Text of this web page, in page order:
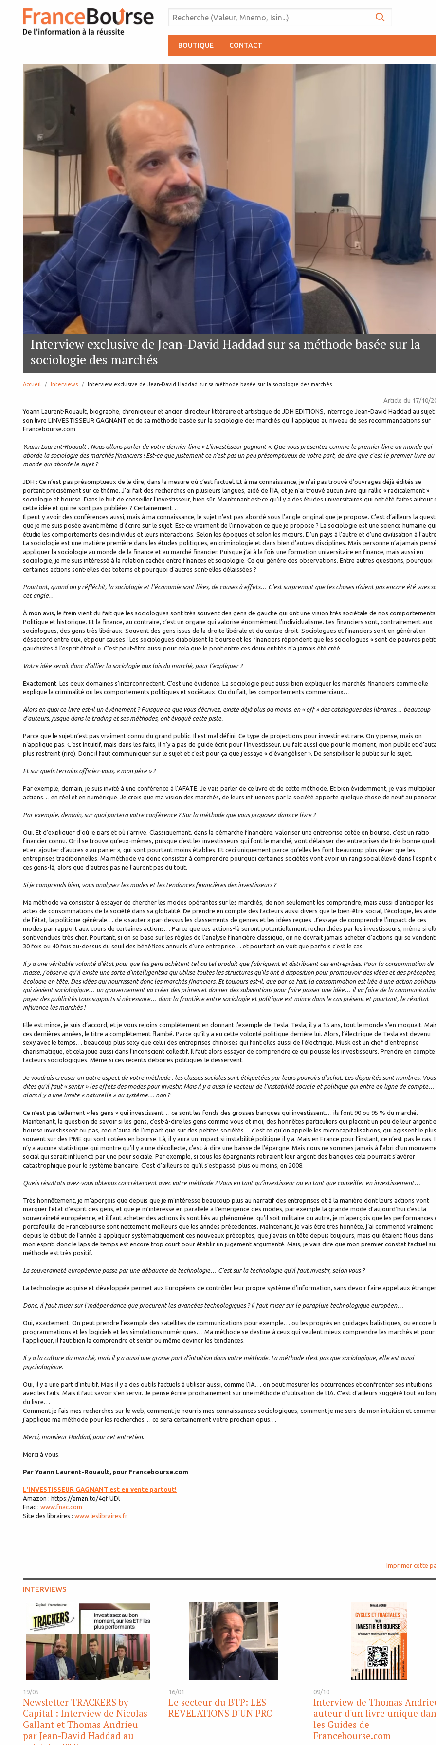
BOUTIQUE CONTACT
Interview exclusive de Jean-David Haddad sur sa méthode basée sur la
sociologie des marchés
Accueil Interviews page:
Interview exclusive de Jean-David Haddad sur sa méthode basée sur la sociologie des marchés
Article du 17/10/
Yoann Laurent-Rouault, biographe, chroniqueur et ancien directeur littéraire et artistique de JDH EDITIONS, interroge Jean-David Haddad au sujet
son livre L'INVESTISSEUR GAGNANT et de sa méthode basée sur la sociologie des marchés qu'il applique au niveau de ses recommandations sur
Francebourse.com
Yoann Laurent-Rouault : Nous allons parler de votre dernier livre « L’investisseur gagnant ». Que vous présentez comme le premier livre au monde qui
aborde la sociologie des marchés financiers ! Est-ce que justement ce n’est pas un peu présomptueux de votre part, de dire que c’est le premier livre au
monde qui aborde le sujet ?
JDH : Ce n’est pas présomptueux de le dire, dans la mesure où c’est factuel. Et à ma connaissance, je n’ai pas trouvé d’ouvrages déjà édités se
portant précisément sur ce thème. J’ai fait des recherches en plusieurs langues, aidé de l’IA, et je n’ai trouvé aucun livre qui rallie « radicalement »
sociologie et bourse. Dans le but de conseiller l’investisseur, bien sûr. Maintenant est-ce qu’il y a des études universitaires qui ont été faites autour
cette idée et qui ne sont pas publiées ? Certainement…
Il peut y avoir des conférences aussi, mais à ma connaissance, le sujet n’est pas abordé sous l’angle original que je propose. C’est d’ailleurs la
que je me suis posée avant même d’écrire sur le sujet. Est-ce vraiment de l’innovation ce que je propose ? La sociologie est une science humaine qui
étudie les comportements des individus et leurs interactions. Selon les époques et selon les mœurs. D’un pays à l’autre et d’une civilisation à l’autre.
La sociologie est une matière première dans les études politiques, en criminologie et dans bien d’autres disciplines. Mais personne n’a jamais
appliquer la sociologie au monde de la finance et au marché financier. Puisque j’ai à la fois une formation universitaire en finance, mais aussi en
sociologie, je me suis intéressé à la relation cachée entre finances et sociologie. Ce qui génère des observations. Entre autres questions, pourquoi
certaines actions sont-elles des totems et pourquoi d’autres sont-elles délaissées ?
Pourtant, quand on y réfléchit, la sociologie et l’économie sont liées, de causes à effets… C’est surprenant que les choses n’aient pas encore été vues
cet angle…
À mon avis, le frein vient du fait que les sociologues sont très souvent des gens de gauche qui ont une vision très sociétale de nos comportements.
Politique et historique. Et la finance, au contraire, c’est un organe qui valorise énormément l’individualisme. Les financiers sont, contrairement aux
sociologues, des gens très libéraux. Souvent des gens issus de la droite libérale et du centre droit. Sociologues et financiers sont en général en
désaccord entre eux, et pour causes ! Les sociologues diabolisent la bourse et les financiers répondent que les sociologues « sont de pauvres
gauchistes à l’esprit étroit ». C’est peut-être aussi pour cela que le pont entre ces deux entités n’a jamais été créé.
Votre idée serait donc d’allier la sociologie aux lois du marché, pour l’expliquer ?
Exactement. Les deux domaines s’interconnectent. C’est une évidence. La sociologie peut aussi bien expliquer les marchés financiers comme elle
explique la criminalité ou les comportements politiques et sociétaux. Ou du fait, les comportements commerciaux…
Alors en quoi ce livre est-il un événement ? Puisque ce que vous décrivez, existe déjà plus ou moins, en « off » des catalogues des libraires… beaucoup
d’auteurs, jusque dans le trading et ses méthodes, ont évoqué cette piste.
Parce que le sujet n’est pas vraiment connu du grand public. Il est mal défini. Ce type de projections pour investir est rare. On y pense, mais on
n’applique pas. C’est intuitif, mais dans les faits, il n’y a pas de guide écrit pour l’investisseur. Du fait aussi que pour le moment, mon public et
plus restreint (rire). Donc il faut communiquer sur le sujet et c’est pour ça que j’essaye « d’évangéliser ». De sensibiliser le public sur le sujet.
Et sur quels terrains officiez-vous, « mon père » ?
Par exemple, demain, je suis invité à une conférence à l’AFATE. Je vais parler de ce livre et de cette méthode. Et bien évidemment, je vais multiplier
actions… en réel et en numérique. Je crois que ma vision des marchés, de leurs influences par la société apporte quelque chose de neuf au
Par exemple, demain, sur quoi portera votre conférence ? Sur la méthode que vous proposez dans ce livre ?
Oui. Et d’expliquer d’où je pars et où j’arrive. Classiquement, dans la démarche financière, valoriser une entreprise cotée en bourse, c’est un ratio
financier connu. Or il se trouve qu’eux-mêmes, puisque c’est les investisseurs qui font le marché, vont délaisser des entreprises de très bonne
et en ajouter d’autres « au panier », qui sont pourtant moins établies. Et ceci uniquement parce qu’elles les font beaucoup plus rêver que les
entreprises traditionnelles. Ma méthode va donc consister à comprendre pourquoi certaines sociétés vont avoir un rang social élevé dans l’esprit
ces gens-là, alors que d’autres pas ne l’auront pas du tout.
Si je comprends bien, vous analysez les modes et les tendances financières des investisseurs ?
Ma méthode va consister à essayer de chercher les modes opérantes sur les marchés, de non seulement les comprendre, mais aussi d’anticiper les
actes de consommations de la société dans sa globalité. De prendre en compte des facteurs aussi divers que le bien-être social, l’écologie, les
de l’état, la politique générale… de « sauter » par-dessus les classements de genres et les idées reçues. J’essaye de comprendre l’impact de ces
modes par rapport aux cours de certaines actions… Parce que ces actions-là seront potentiellement recherchées par les investisseurs, même si
sont vendues très cher. Pourtant, si on se base sur les règles de l’analyse financière classique, on ne devrait jamais acheter d’actions qui se vendent
30 fois ou 40 fois au-dessus du seuil des bénéfices annuels d’une entreprise… et pourtant on voit que parfois c’est le cas.
Il y a une véritable volonté d’état pour que les gens achètent tel ou tel produit que fabriquent et distribuent ces entreprises. Pour la consommation de
masse, j’observe qu’il existe une sorte d’intelligentsia qui utilise toutes les structures qu’ils ont à disposition pour promouvoir des idées et des préceptes,
écologie en tête. Des idées qui nourrissent donc les marchés financiers. Et toujours est-il, que par ce fait, la consommation est liée à une action
qui devient sociologique… un gouvernement va créer des primes et donner des subventions pour faire passer une idée… il va faire de la
payer des publicités tous supports si nécessaire… donc la frontière entre sociologie et politique est mince dans le cas présent et pourtant, le résultat
influence les marchés !
Elle est mince, je suis d’accord, et je vous rejoins complètement en donnant l’exemple de Tesla. Tesla, il y a 15 ans, tout le monde s’en moquait.
ces dernières années, le titre a complètement flambé. Parce qu’il y a eu cette volonté politique derrière lui. Alors, l’électrique de Tesla est devenu
sexy avec le temps… beaucoup plus sexy que celui des entreprises chinoises qui font elles aussi de l’électrique. Musk est un chef d’entreprise
charismatique, et cela joue aussi dans l’inconscient collectif. Il faut alors essayer de comprendre ce qui pousse les investisseurs. Prendre en compte
facteurs sociologiques. Même si ces récents déboires politiques le desservent.
Je voudrais creuser un autre aspect de votre méthode : les classes sociales sont étiquetées par leurs pouvoirs d’achat. Les disparités sont nombres. Vous
dites qu’il faut « sentir » les effets des modes pour investir. Mais il y a aussi le vecteur de l’instabilité sociale et politique qui entre en ligne de compte…
alors il y a une limite « naturelle » au système… non ?
Ce n’est pas tellement « les gens » qui investissent… ce sont les fonds des grosses banques qui investissent… ils font 90 ou 95 % du marché.
Maintenant, la question de savoir si les gens, c’est-à-dire les gens comme vous et moi, des honnêtes particuliers qui placent un peu de leur argent
bourse investissent ou pas, ceci n’aura de l’impact que sur des petites sociétés… c’est ce qu’on appelle les microcapitalisations, qui agissent le plus
souvent sur des PME qui sont cotées en bourse. Là, il y aura un impact si instabilité politique il y a. Mais en France pour l’instant, ce n’est pas le cas. Il
n’y a aucune statistique qui montre qu’il y a une décollecte, c’est-à-dire une baisse de l’épargne. Mais nous ne sommes jamais à l’abri d’un
social qui serait influencé par une peur sociale. Par exemple, si tous les épargnants retiraient leur argent des banques cela pourrait s’avérer
catastrophique pour le système bancaire. C’est d’ailleurs ce qu’il s’est passé, plus ou moins, en 2008.
Quels résultats avez-vous obtenus concrètement avec votre méthode ? Vous en tant qu’investisseur ou en tant que conseiller en investissement…
Très honnêtement, je m’aperçois que depuis que je m’intéresse beaucoup plus au narratif des entreprises et à la manière dont leurs actions vont
marquer l’état d’esprit des gens, et que je m’intéresse en parallèle à l’émergence des modes, par exemple la grande mode d’aujourd’hui c’est la
souveraineté européenne, et il faut acheter des actions ils sont liés au phénomène, qu’il soit militaire ou autre, je m’aperçois que les performances
portefeuille de Francebourse sont nettement meilleurs que les années précédentes. Maintenant, je vais être très honnête, j’ai commencé vraiment
depuis le début de l’année à appliquer systématiquement ces nouveaux préceptes, que j’avais en tête depuis toujours, mais qui étaient flous dans
mon esprit, donc le laps de temps est encore trop court pour établir un jugement argumenté. Mais, je vais dire que mon premier constat factuel
méthode est très positif.
La souveraineté européenne passe par une débauche de technologie… C’est sur la technologie qu’il faut investir, selon vous ?
La technologie acquise et développée permet aux Européens de contrôler leur propre système d’information, sans devoir faire appel aux
Donc, il faut miser sur l’indépendance que procurent les avancées technologiques ? Il faut miser sur le parapluie technologique européen…
Oui, exactement. On peut prendre l’exemple des satellites de communications pour exemple… ou les progrès en guidages balistiques, ou encore
programmations et les logiciels et les simulations numériques… Ma méthode se destine à ceux qui veulent mieux comprendre les marchés et pour
l’appliquer, il faut bien la comprendre et sentir ou même deviner les tendances.
Il y a la culture du marché, mais il y a aussi une grosse part d’intuition dans votre méthode. La méthode n’est pas que sociologique, elle est aussi
psychologique.
Oui, il y a une part d’intuitif. Mais il y a des outils factuels à utiliser aussi, comme l’IA… on peut mesurer les occurrences et confronter ses intuitions
avec les faits. Mais il faut savoir s’en servir. Je pense écrire prochainement sur une méthode d’utilisation de l’IA. C’est d’ailleurs suggéré tout au
du livre…
Comment je fais mes recherches sur le web, comment je nourris mes connaissances sociologiques, comment je me sers de mon intuition et
j’applique ma méthode pour les recherches… ce sera certainement votre prochain opus…
Merci, monsieur Haddad, pour cet entretien.
Merci à vous.
Par Yoann Laurent-Rouault, pour Francebourse.com
L'INVESTISSEUR GAGNANT est en vente partout!
Amazon : https://amzn.to/4qfiUDl
Fnac : www.fnac.com
Site des libraires : www.leslibraires.fr
Imprimer cette
INTERVIEWS
19/05
Newsletter TRACKERS by
Capital : Interview de Nicolas
Gallant et Thomas Andrieu
par Jean-David Haddad au
16/01
Le secteur du BTP: LES
REVELATIONS D'UN PRO
09/10
Interview de Thomas
auteur d'un livre unique
les Guides de
Francebourse.com